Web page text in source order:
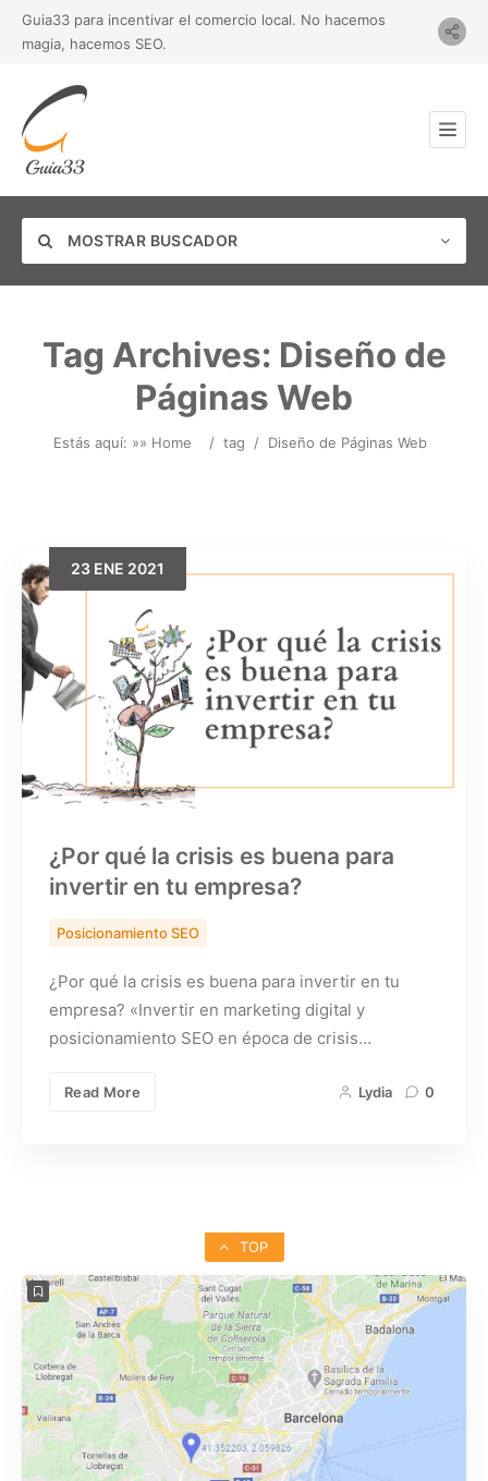
Guia33 para incentivar el comercio local. No hacemos
magia, hacemos SEO.
MOSTRAR BUSCADOR
Ubicación
Buscar
Tag Archives: Diseño de
Páginas Web
Estás aquí: »» Home / tag / Diseño de Páginas Web
23 ENE 2021
¿Por qué la crisis es buena para
invertir en tu empresa?
Posicionamiento SEO
¿Por qué la crisis es buena para invertir en tu
empresa? «Invertir en marketing digital y
posicionamiento SEO en época de crisis…
Read More Lydia 0
TOP